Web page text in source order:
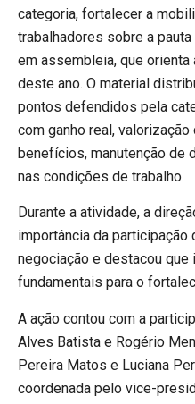
categoria, fortalecer a
trabalhadores sobre a
em assembleia, que
deste ano. O material
pontos defendidos pela
com ganho real,
benefícios, manutenção de
nas condições de trabalho.
Durante a atividade, a
importância da
negociação e destacou que
fundamentais para o
A ação contou com a
Alves Batista e Rogério
Pereira Matos e Luciana
coordenada pelo vice-